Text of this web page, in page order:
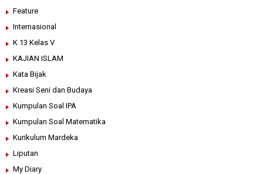
Feature
Internasional
K 13 Kelas V
KAJIAN ISLAM
Kata Bijak
Kreasi Seni dan Budaya
Kumpulan Soal IPA
Kumpulan Soal Matematika
Kurikulum Mardeka
Liputan
My Diary